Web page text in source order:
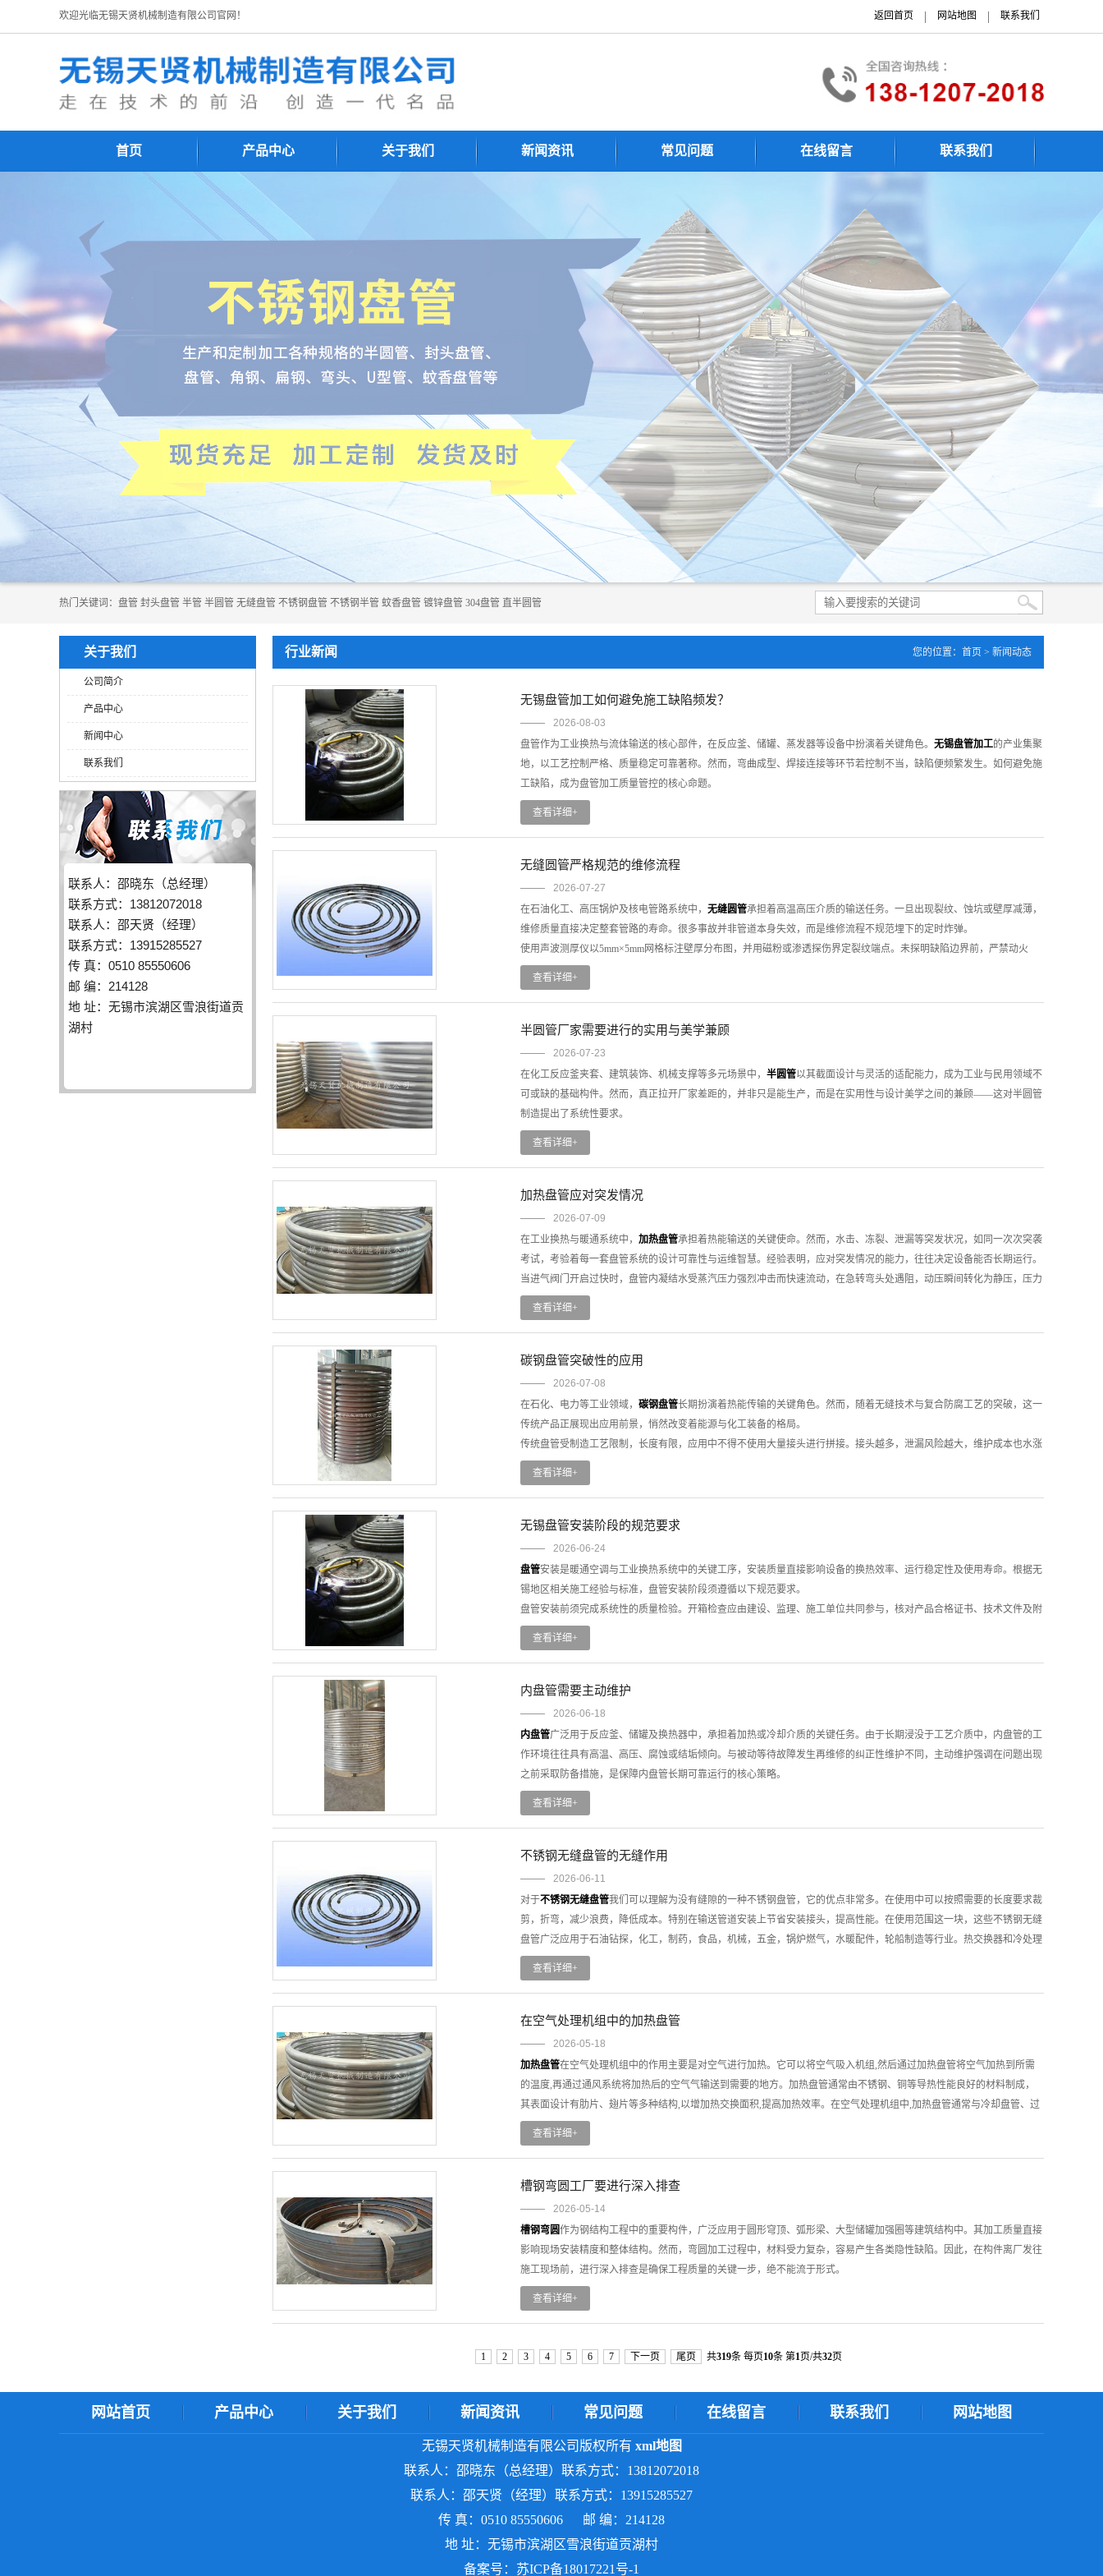
欢迎光临无锡天贤机械制造有限公司官网！ 返回首页 | 网站地图 | 联系我们
首页 产品中心 关于我们 新闻资讯 常见问题 在线留言 联系我们
热门关键词： ​​​​​盘管 封头盘管 半管 半圆管 无缝盘管 不锈钢盘管 不锈钢半管 蚊香盘管 镀锌盘管 304盘管 直半圆管
关于我们
公司简介
产品中心
新闻中心
联系我们
联系人：邵晓东（总经理）
联系方式：13812072018
联系人：邵天贤（经理）
联系方式：13915285527
传 真：0510 85550606
邮 编：214128
地 址：无锡市滨湖区雪浪街道贡
湖村
行业新闻 您的位置： 首页 > 新闻动态
无锡盘管加工如何避免施工缺陷频发？
2026-08-03
盘管作为工业换热与流体输送的核心部件，在反应釜、储罐、蒸发器等设备中扮演着关键角色。 无锡盘管加工的产业集聚
地，以工艺控制严格、质量稳定可靠著称。然而，弯曲成型、焊接连接等环节若控制不当，缺陷便频繁发生。如何避免施
工缺陷，成为盘管加工质量管控的核心命题。
无锡厂家通常选用304、316L等牌号不锈钢，须核验每批次材料的化学成分与力学性能证书，并通过光谱分析确认材质达
标。入厂前还应对管径、壁厚、圆度进行检测，确保同一截面壁厚差不过标，避免因材质不符导致成品在使用中出现腐蚀
壁变薄、开裂，或弯曲不足影响安装适配性。弯曲后的壁厚减薄率不应过原始壁厚的15%，椭圆度不宜过8%。对于铜、铝
等易变形材质，弯管时须使用芯棒或填充物，防止管内褶皱或截面变形。弯曲精度若失控，安装适配性与承压能力便双双
失守。焊接缺陷是盘管失效的主要诱因之一。需确保焊材与母材严格匹配，采用氩弧焊等工艺，焊前清洁坡口、焊中控制
参数、焊后修磨焊缝，避免夹渣、气孔、未焊透等缺陷。对于不锈钢盘管，成型后需进行固溶处理或光亮退火，以消加工
应力，提升管材韧性与耐腐蚀能力。焊缝质量若不过关，整根盘管便成了随时可能泄漏的定时炸弹。 须对盘管进行耐压
面及内部裂纹。尺寸检测需涵盖管径、壁厚、弯曲弧度、圈径间距及总长等参数，确保与设计要求契合。
无锡盘管加工的质量口碑，建立在对每一道工序的严格把控之上。从原材料入场、弯曲成型、焊接连接到成品检测，每一
查看详细+
无缝圆管严格规范的维修流程
2026-07-27
在石油化工、高压锅炉及核电管路系统中， 无缝圆管承担着高温高压介质的输送任务。一旦出现裂纹、蚀坑或壁厚减薄，
维修质量直接决定整套管路的寿命。很多事故并非管道本身失效，而是维修流程不规范埋下的定时炸弹。
使用声波测厚仪以5mm×5mm网格标注壁厚分布图，并用磁粉或渗透探伤界定裂纹端点。未探明缺陷边界前，严禁动火
——打磨范围不足会导致裂纹端残留，运行中迅速扩展。缺陷除后，坡口角度、钝边厚度及圆角半径须严格按焊接工艺规
程执行。我们用坡口机加工，要求坡口面粗糙度Ra≤6.3μm，钝边保持在1-1.5mm，且内外壁错边量不过壁厚的10%。坡口
焊道厚度。严禁在风速＞2m/s或湿度＞60%的环境下施焊，否则须搭设防风棚并预热母材至100℃以上。我们使用热电偶
+智能温控仪全程记录升降温速率，保温时间按壁厚1小时/25mm计算。热处理曲线须打印存档——没有记录的热处理等于
没做。
无缝圆管维修没有差不多——坡口角度差2°，焊接热输入多0.5kJ/cm，热处理保温少15分钟，看似微不足道，但在20MPa
压力下，这些误差会被放大。严格流程不是增加成本，而是规避一次返工+停产损失的经济手段。管中窥豹，细节见真
查看详细+
半圆管厂家需要进行的实用与美学兼顾
2026-07-23
在化工反应釜夹套、建筑装饰、机械支撑等多元场景中， 半圆管以其截面设计与灵活的适配能力，成为工业与民用领域不
可或缺的基础构件。然而，真正拉开厂家差距的，并非只是能生产，而是在实用性与设计美学之间的兼顾——这对半圆管
制造提出了系统性要求。
半圆管厂家的核心挑战在于，如何根据不同场景的工况特征，完成材质、规格与工艺的定制化匹配。在化工设备中，半圆
管常作为反应釜盘管或夹套组件，需要同时满足耐热、耐腐蚀与换热三重需求，不锈钢材质成为主流选择，壁厚与直径需
塑性高、表面处理灵活而被选用，规格需结合承重与造型需求确定。正是这种因场景而变的定制思维，构成了半圆管厂家
专业能力的根基。半圆管成型需通过辊压或冷弯工艺将圆管压制为半圆弧截面，过程中需控制辊轮模具的弧度匹配与进给
速度，避免管壁变薄或出现褶皱。对于厚壁管材，分段低速压制可降低局部应力集中；对于大批量标准化产品，连续辊压
成型则兼顾了效率与一致性。焊接工艺方面，氩弧焊与激光焊能够满足高精度要求，但需同步做好焊缝打磨与渗漏检测，
确保结构完整性与密封性——每一项工艺参数背后，都是质量与成本之间的反复权衡。通过线条的流畅性设计、色彩的搭
不能以牺牲实用为代价——过于复杂的装饰可能影响清洁便捷性或增加操作难度，这在食品等对卫生等级要求严苛的行业
中尤其需要警惕。
查看详细+
加热盘管应对突发情况
2026-07-09
在工业换热与暖通系统中， 加热盘管承担着热能输送的关键使命。然而，水击、冻裂、泄漏等突发状况，如同一次次突袭
考试，考验着每一套盘管系统的设计可靠性与运维智慧。经验表明，应对突发情况的能力，往往决定设备能否长期运行。
当进气阀门开启过快时，盘管内凝结水受蒸汽压力强烈冲击而快速流动，在急转弯头处遇阻，动压瞬间转化为静压，压力
急剧增大并沿盘管传播振荡，导致焊缝撕裂、盘管变形甚至内漏失效。中原油田某渣油罐加热盘管曾因此先后两次内漏，
教训深刻。应对之道在于：缓慢开启进气阀门控制初始蒸汽流量；盘管排水坡度不小于5‰，每组盘管设独立疏水阀；启
因换热过强而局部结冰，体积膨胀导致管壁破裂。防冻设计的关键在于：优化热水循环系统，采用板式换热器隔离低温新
风与内循环热水；同时在启动初期采用逐步升温法，防止急剧膨胀造成连接处泄漏。研究表明，加热盘管断面温度分布不
均往往是冻裂的诱因，通过导流法改了气流分布可化解风险。应急处理须遵循立即停炉、保持循环泵运行、严禁带压补焊
的原则。导热油盘管泄漏时，应在紧急停炉后保持循环泵继续运行以带走高温热量，防止过热变形扩大事故；待系统降至
常压、80℃以下方可进行专业检修。对蒸汽加热器，则应严防疏水器堵塞导致冷凝水无法排出——此时加热量无法满足要
从水击防控到防冻设计，再到泄漏应急，加热盘管应对突发情况的底气，正来源于设计的前瞻性、操作的规范性与维护的
常态化。唯有将每一次突发考验视为改进的契机，方能让这套热力心脏在风雨中从容跳动。
查看详细+
碳钢盘管突破性的应用
2026-07-08
在石化、电力等工业领域， 碳钢盘管长期扮演着热能传输的关键角色。然而，随着无缝技术与复合防腐工艺的突破，这一
传统产品正展现出应用前景，悄然改变着能源与化工装备的格局。
传统盘管受制造工艺限制，长度有限，应用中不得不使用大量接头进行拼接。接头越多，泄漏风险越大，维护成本也水涨
船高。这一痛点曾长期困扰深海油气开发、精密化工等场景。如今，技术突破带来了根本性变革。企业已成功研制出单根
长度4000米的无缝盘管，可在**300℃高温及15000PSI的高压环境下稳定工作。这意味着石油开采等场景中，盘管连接点
况中的应用。通过技术创新，碳钢衬塑复合盘管应运而生。它以碳钢为骨架保证机械强度，内衬PE、PP、PTFE等耐腐蚀
材料抵御酸碱侵蚀，实现了强度与防腐的统一。此外，在锅炉余热回收的实际改造案例中，采用碳钢盘管式热交换器可将
排烟温度降低30-40℃，单台锅炉年节省燃油可达34-49公秉，直接创造了可观的经济效益。
从无缝技术的一管到底到复合工艺的防腐蜕变，碳钢盘管正在突破传统角色，以更高的可靠性与更广的环境适应性，成为
支撑装备与绿色节能的关键力量。
查看详细+
无锡盘管安装阶段的规范要求
2026-06-24
盘管安装是暖通空调与工业换热系统中的关键工序，安装质量直接影响设备的换热效率、运行稳定性及使用寿命。根据无
锡地区相关施工经验与标准，盘管安装阶段须遵循以下规范要求。
盘管安装前须完成系统性的质量检验。开箱检查应由建设、监理、施工单位共同参与，核对产品合格证书、技术文件及附
件是否齐全，检查盘管外观有无裂纹、锈蚀、划伤或变形。对于风机盘管机组，安装前须进行单机三速试运转和水压试验
——试验压力为系统工作压力的1.5倍，稳压2至3分钟无渗漏为合格。施工现场应具备安装条件：建筑外围结构已完工，
支、吊架系统，严禁以管道或其他设备作为支撑。吊筋通常使用φ8全螺纹圆钢制作，配合平垫圈、弹簧垫圈和螺母进行紧
固，确保吊装牢固、位置准确。
吊装时应调整吊杆螺母，使盘管保持水平或设有合理坡度。对于风机盘管，水盘与支架的夹角不应小于5度，以保证冷凝
水能够顺利流出。吊装完成后应轻轻转动风机叶轮，检查有无摩擦声或卡阻现象。盘管与水管之间的连接应采用柔性连接
方式。供回水管与机组连接应使用不锈钢波纹管或紫铜管，紧固时须用扳手固定管身，防止管道扭曲或开裂。凝结水管则
查看详细+
内盘管需要主动维护
2026-06-18
内盘管广泛用于反应釜、储罐及换热器中，承担着加热或冷却介质的关键任务。由于长期浸没于工艺介质中，内盘管的工
作环境往往具有高温、高压、腐蚀或结垢倾向。与被动等待故障发生再维修的纠正性维护不同，主动维护强调在问题出现
之前采取防备措施，是保障内盘管长期可靠运行的核心策略。
内盘管的失效后果往往非常严重。盘管破裂会导致加热/冷却介质与工艺物料直接混合——若是蒸汽进入反应釜可能引发
压力骤升，若是冷却水泄漏则可能污染整批产品。更棘手的是，内盘管深埋于容器内部，一旦发生泄漏，维修需要排空物
芽状态，避免突发性失效带来的风险和生产损失。一次主动维护的成本，通常远低于一次紧急抢修支出的十分之一。定期
壁厚检测是内盘管监测的选择手段。声波测厚仪可在不破坏盘管的情况下，测量管壁剩余厚度。建议每6-12个月对盘管弯
头、焊缝及介质流向改变处等重点部位进行测厚，与原始壁厚对比，计算腐蚀速率。当剩余壁厚低于设计允许值时，应列
入更换计划。清洗垢是维持换热效率的关键。对于易结垢的介质如冷却水、反应液，垢层会降低传热系数、增加流动阻
力，甚至引发电化学腐蚀。物理清洗高压水射流适用于硬垢，化学清洗酸洗或碱洗适用于软垢或油污。清洗周期应根据介
管，应定期进行密性试验——充入压缩空气或氮气，保压观察压力下降情况。焊缝区域应优先采用着色渗透检测或磁粉检
测，排查表面裂纹。
查看详细+
不锈钢无缝盘管的无缝作用
2026-06-11
对于不锈钢无缝盘管我们可以理解为没有缝隙的一种不锈钢盘管，它的优点非常多。在使用中可以按照需要的长度要求裁
剪，折弯，减少浪费，降低成本。特别在输送管道安装上节省安装接头，提高性能。在使用范围这一块，这些不锈钢无缝
盘管广泛应用于石油钻探，化工，制药，食品，机械，五金，锅炉燃气，水暖配件，轮船制造等行业。热交换器和冷处理
的化学工业，输气管道，我们可以根据客人要求提供不锈钢无缝盘管。在保养这一块，我们先假如不锈钢表面有灰尘或者
是比较轻易除掉的污垢的时候，我们可以用肥皂把他除，不锈钢无缝盘管表面的油脂，我们可以用柔软的布擦干净，以后
浪费，降低成本。特别在输送管道安装上，不锈钢无缝盘管能够节省安装接头，提高性能。不锈钢无缝盘管应用范围主要
是广泛应用于石油钻探，化工，制药，食品，机械，五金，锅炉燃气，水暖配件，轮船制造等行业。热交换器和冷处理的
化学工业，输气管道，我们可以根据客人要求提供不锈钢无缝盘管。不锈钢无缝盘管是能够代替铜，解掉空气源热泵热水
器由于铜管受腐蚀引起寿命短的致命问题。现在国内已有十多家企业放弃铜管采用不锈钢无缝盘管，并取得良好的效果。
而不锈钢无缝盘管的优势在于。耐温蒸汽、抗冲击腐蚀、耐氨腐蚀。抗结垢、不容易沾污、耐氧化腐蚀，使用寿命长、减
宜于铜盘管的。并且在使用不锈钢无缝盘管作为换热器使得整机成本低、性能稳定、故障率低、售后少，使用寿命长，也
希望广大朋友来咨询我们的这款不锈钢无缝盘管哦！
查看详细+
在空气处理机组中的加热盘管
2026-05-18
加热盘管在空气处理机组中的作用主要是对空气进行加热。它可以将空气吸入机组,然后通过加热盘管将空气加热到所需
的温度,再通过通风系统将加热后的空气气输送到需要的地方。加热盘管通常由不锈钢、铜等导热性能良好的材料制成，
其表面设计有肋片、翅片等多种结构,以增加热交换面积,提高加热效率。在空气处理机组中,加热盘管通常与冷却盘管、过
滤器等其他设备一起使用,以实现对空气的温度、湿度、清洁度等参数的调节和控制。加热盘管在空气处理机组中的应用
非常广泛，例如在商业、I业、家庭等场所的空调系统中都可以看到它的身影。同时，它也是设备、食品加工设备等许多
查看详细+
槽钢弯圆工厂要进行深入排查
2026-05-14
槽钢弯圆作为钢结构工程中的重要构件，广泛应用于圆形穹顶、弧形梁、大型储罐加强圈等建筑结构中。其加工质量直接
影响现场安装精度和整体结构。然而，弯圆加工过程中，材料受力复杂，容易产生各类隐性缺陷。因此，在构件离厂发往
施工现场前，进行深入排查是确保工程质量的关键一步，绝不能流于形式。
弯圆构件的核心参数是弧长、曲率半径和弦长。排查时需使用经过校准的钢卷尺、样板尺或全站仪进行复测。对于大直径
圆弧，可采用分段测量法，确保每一段的曲率与设计图纸吻合。特别要注意前后端部的直线段长度是否符合要求——端部
允许范围内。对于需要现场拼装的圆弧段，应进行预拼装检查，确认接口匹配。槽钢在弯圆过程中，受外力作用易发生截
范。对于出现轻微畸变的部位，评估是否可校正；对于严重畸变或起皱的构件，应判定为不合格，不得出厂。槽钢冷弯加
难以发现，但在后续使用中可能扩展导致断裂。采用磁粉探伤或着色渗透探伤，重点检查弯曲段外侧翼缘及弯弧起始点。
对于厚壁槽钢或重要结构，进行声波探伤，确保无内部缺陷。
综上所述，槽钢弯圆离厂前的深入排查，是对加工质量的确认，也是对施工现场负责的表现。通过尺寸复测、截面检查、
查看详细+
1 2 3 4 5 6 7 下一页 尾页 共319条 每页10条 第1页/共32页
网站首页 产品中心 关于我们 新闻资讯 常见问题 在线留言 联系我们 网站地图
无锡天贤机械制造有限公司版权所有 xml地图
联系人：邵晓东（总经理）联系方式：13812072018
联系人：邵天贤（经理）联系方式：13915285527
传 真：0510 85550606 邮 编：214128
地 址：无锡市滨湖区雪浪街道贡湖村
备案号： 苏ICP备18017221号-1